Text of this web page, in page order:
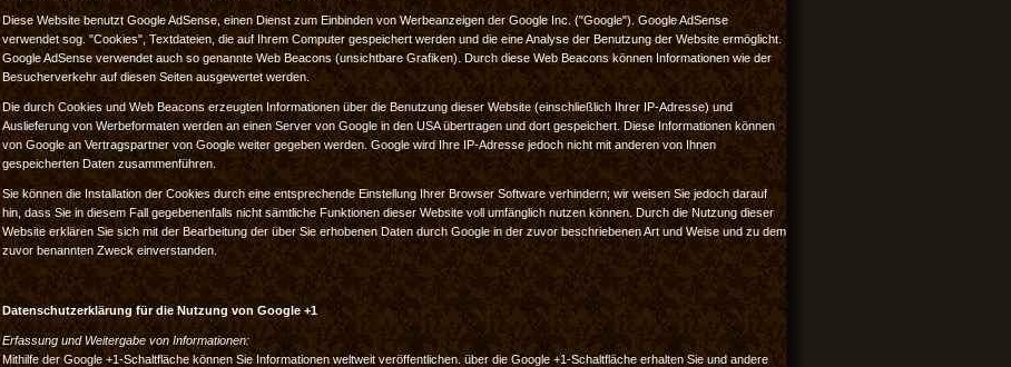
Diese Website benutzt Google AdSense, einen Dienst zum Einbinden von Werbeanzeigen der Google Inc. ("Google"). Google AdSense
verwendet sog. "Cookies", Textdateien, die auf Ihrem Computer gespeichert werden und die eine Analyse der Benutzung der Website ermöglicht.
Google AdSense verwendet auch so genannte Web Beacons (unsichtbare Grafiken). Durch diese Web Beacons können Informationen wie der
Besucherverkehr auf diesen Seiten ausgewertet werden.
Die durch Cookies und Web Beacons erzeugten Informationen über die Benutzung dieser Website (einschließlich Ihrer IP-Adresse) und
Auslieferung von Werbeformaten werden an einen Server von Google in den USA übertragen und dort gespeichert. Diese Informationen können
von Google an Vertragspartner von Google weiter gegeben werden. Google wird Ihre IP-Adresse jedoch nicht mit anderen von Ihnen
gespeicherten Daten zusammenführen.
Sie können die Installation der Cookies durch eine entsprechende Einstellung Ihrer Browser Software verhindern; wir weisen Sie jedoch darauf
hin, dass Sie in diesem Fall gegebenenfalls nicht sämtliche Funktionen dieser Website voll umfänglich nutzen können. Durch die Nutzung dieser
Website erklären Sie sich mit der Bearbeitung der über Sie erhobenen Daten durch Google in der zuvor beschriebenen Art und Weise und zu dem
zuvor benannten Zweck einverstanden.
Datenschutzerklärung für die Nutzung von Google +1
Erfassung und Weitergabe von Informationen:
Mithilfe der Google +1-Schaltfläche können Sie Informationen weltweit veröffentlichen. über die Google +1-Schaltfläche erhalten Sie und andere